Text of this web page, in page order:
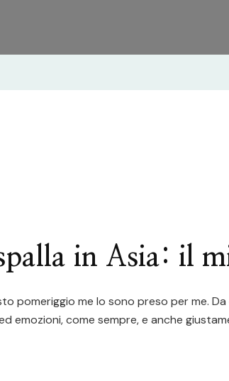
in Asia: il
pomeriggio me lo sono preso per me.
emozioni, come sempre, e anche